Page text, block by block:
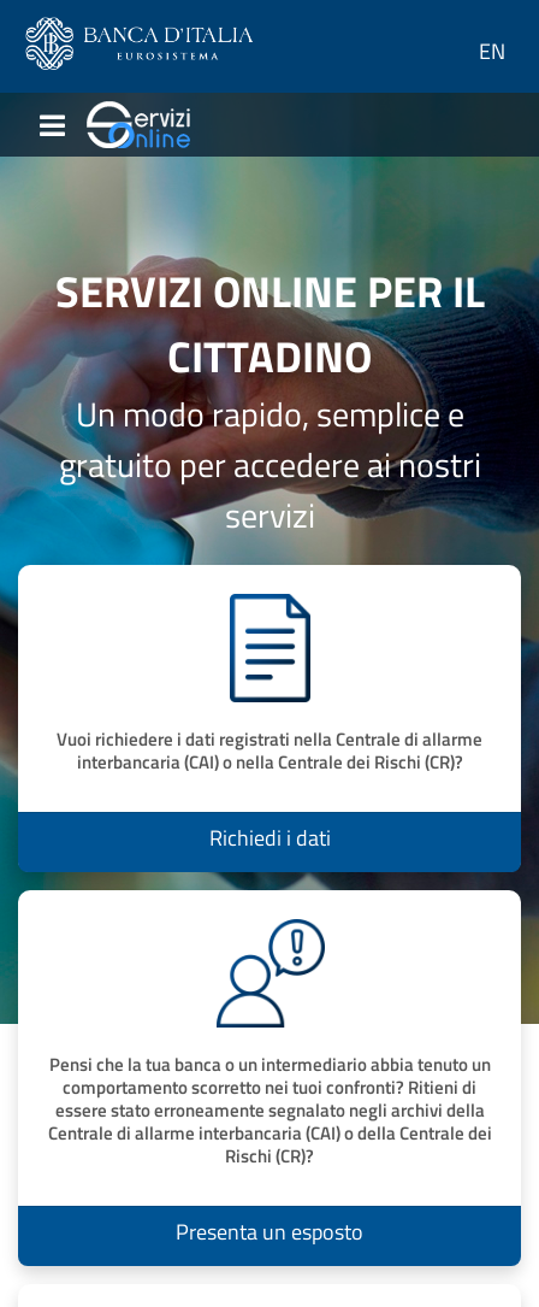
Salta direttamente al contenuto
EN
TORNA ALLA HOMEPAGE
SERVIZI ONLINE PER IL
CITTADINO
Un modo rapido, semplice e
gratuito per accedere ai nostri
servizi
Vuoi richiedere i dati registrati nella Centrale di allarme
interbancaria (CAI) o nella Centrale dei Rischi (CR)?
Richiedi i dati
Pensi che la tua banca o un intermediario abbia tenuto un
comportamento scorretto nei tuoi confronti? Ritieni di
essere stato erroneamente segnalato negli archivi della
Centrale di allarme interbancaria (CAI) o della Centrale dei
Rischi (CR)?
Presenta un esposto